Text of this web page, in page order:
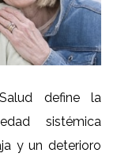
define la
sistémica
y un deterioro